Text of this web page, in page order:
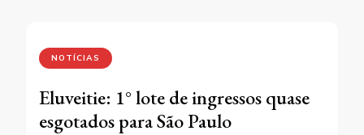
NOTÍCIAS
Eluveitie: 1° lote de ingressos quase
esgotados para São Paulo